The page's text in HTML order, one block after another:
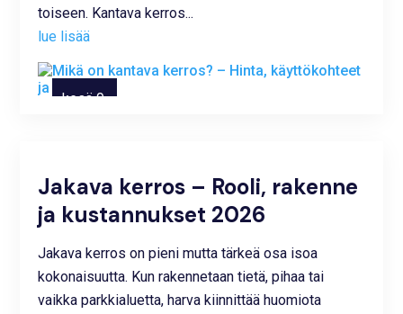
kesä 9,
toiseen. Kantava kerros...
lue lisää
Jakava kerros – Rooli, rakenne
ja kustannukset 2026
Jakava kerros on pieni mutta tärkeä osa isoa
kokonaisuutta. Kun rakennetaan tietä, pihaa tai
vaikka parkkialuetta, harva kiinnittää huomiota